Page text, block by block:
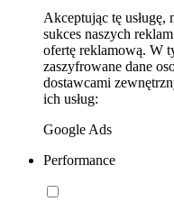
Akceptując tę
sukces naszych
ofertę reklamową. W
zaszyfrowane dane
dostawcami
ich usług:
Google Ads
Performance